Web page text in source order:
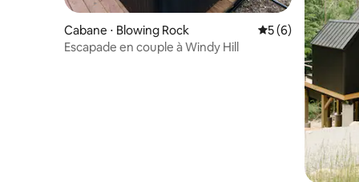
Cabane ⋅ Blowing Rock Évaluation
5 (6)
Escapade en couple à Windy Hill